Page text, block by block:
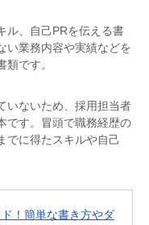
ル、自己PRを伝える書
い業務内容や実績などを
です。
いないため、採用担当者
です。冒頭で職務経歴の
でに得たスキルや自己
！簡単な書き方やダ